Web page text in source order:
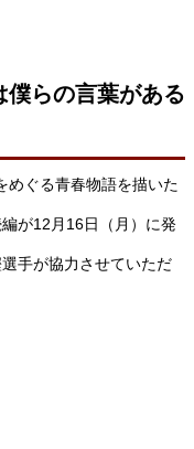
僕らの言葉がある
めぐる青春物語を描いた
が12月16日（月）に発
手が協力させていただ